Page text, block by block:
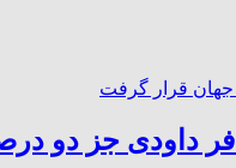
داودی جز دو